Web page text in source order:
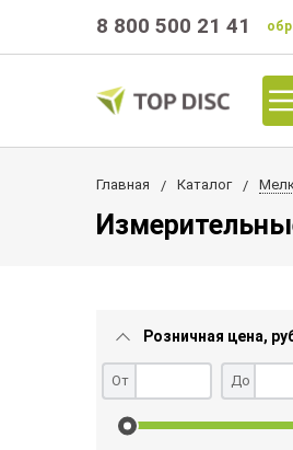
8 800 500 21 41
Главная Каталог
Розничная цена,
От До